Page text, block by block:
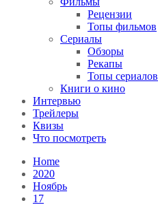
Рецензии
Топы фильмов
Сериалы
Обзоры
Рекапы
Топы сериалов
Книги о кино
Интервью
Трейлеры
Квизы
Что посмотреть
Home
2020
Ноябрь
17